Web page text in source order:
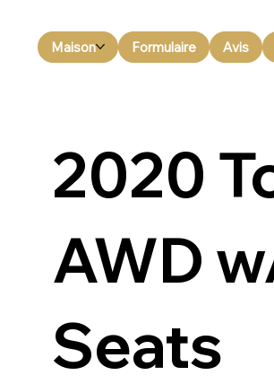
Maison Formulaire Avis
2020
AWD
Seats